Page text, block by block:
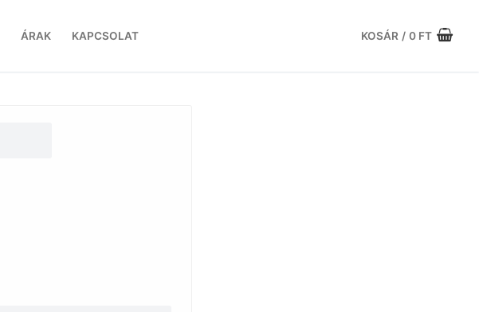
ÁRAK KAPCSOLAT KOSÁR / 0 FT